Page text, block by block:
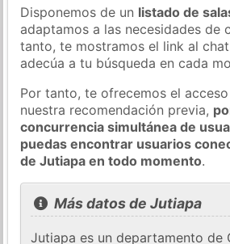
Disponemos de un listado de
adaptamos a las necesidades de
tanto, te mostramos el link al
adecúa a tu búsqueda en cada
Por tanto, te ofrecemos el
nuestra recomendación previa,
concurrencia simultánea de
puedas encontrar usuarios
de Jutiapa en todo momento.
Más datos de Jutiapa
Jutiapa es un departamento de